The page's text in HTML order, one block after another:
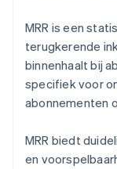
MRR is een
terugkerende
binnenhaalt bij
specifiek voor
abonnementen
MRR biedt
en